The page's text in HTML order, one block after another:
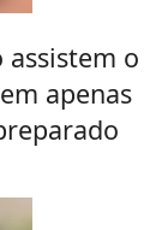
assistem o
apenas